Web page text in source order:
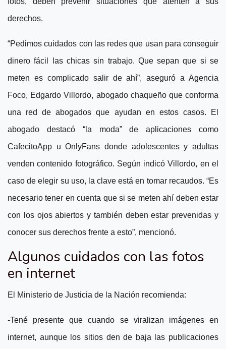
derechos.
“Pedimos cuidados con las redes que usan para conseguir
dinero fácil las chicas sin trabajo. Que sepan que si se
meten es complicado salir de ahí”, aseguró a Agencia
Foco, Edgardo Villordo, abogado chaqueño que conforma
una red de abogados que ayudan en estos casos.
El
abogado destacó “la moda” de aplicaciones como
CafecitoApp u OnlyFans donde adolescentes y adultas
venden contenido fotográfico. Según indicó Villordo, en el
caso de elegir su uso, la clave está en tomar recaudos. “Es
necesario tener en cuenta que si se meten ahí deben estar
con los ojos abiertos y también deben estar prevenidas y
conocer sus derechos frente a esto”, mencionó.
Algunos cuidados con las fotos
en internet
El Ministerio de Justicia de la Nación recomienda:
-Tené presente que cuando se viralizan imágenes en
internet, aunque los sitios den de baja las publicaciones